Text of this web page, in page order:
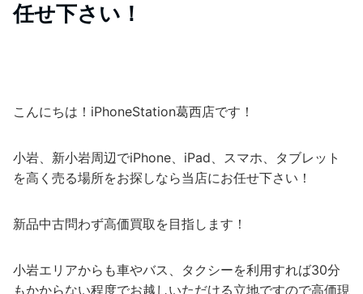
任せ下さい！
こんにちは！iPhoneStation葛西店です！
小岩、新小岩周辺でiPhone、iPad、スマホ、タブレット
を高く売る場所をお探しなら当店にお任せ下さい！
新品中古問わず高価買取を目指します！
小岩エリアからも車やバス、タクシーを利用すれば30分
もかからない程度でお越しいただける立地ですので高価現